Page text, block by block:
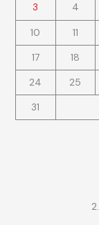
3
4
10 11
17
18
24
25
31